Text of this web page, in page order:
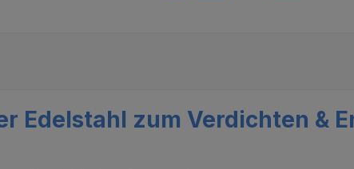
Edelstahl zum Verdichten &